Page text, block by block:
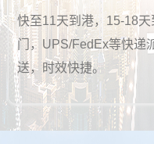
快至11天到港，15-18天
门，UPS/FedEx等快递
送，时效快捷。